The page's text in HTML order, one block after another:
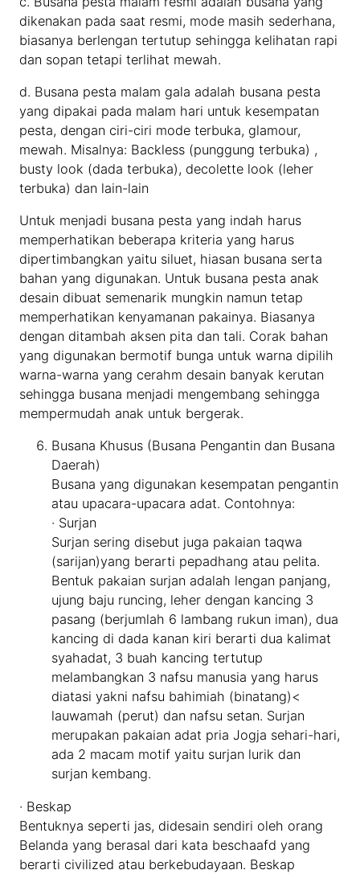
dikenakan pada saat resmi, mode masih sederhana,
biasanya berlengan tertutup sehingga kelihatan rapi
dan sopan tetapi terlihat mewah.
d. Busana pesta malam gala adalah busana pesta
yang dipakai pada malam hari untuk kesempatan
pesta, dengan ciri-ciri mode terbuka, glamour,
mewah. Misalnya: Backless (punggung terbuka) ,
busty look (dada terbuka), decolette look (leher
terbuka) dan lain-lain
Untuk menjadi busana pesta yang indah harus
memperhatikan beberapa kriteria yang harus
dipertimbangkan yaitu siluet, hiasan busana serta
bahan yang digunakan. Untuk busana pesta anak
desain dibuat semenarik mungkin namun tetap
memperhatikan kenyamanan pakainya. Biasanya
dengan ditambah aksen pita dan tali. Corak bahan
yang digunakan bermotif bunga untuk warna dipilih
warna-warna yang cerahm desain banyak kerutan
sehingga busana menjadi mengembang sehingga
mempermudah anak untuk bergerak.
Busana Khusus (Busana Pengantin dan Busana
Daerah)
Busana yang digunakan kesempatan pengantin
atau upacara-upacara adat. Contohnya:
· Surjan
Surjan sering disebut juga pakaian taqwa
(sarijan)yang berarti pepadhang atau pelita.
Bentuk pakaian surjan adalah lengan panjang,
ujung baju runcing, leher dengan kancing 3
pasang (berjumlah 6 lambang rukun iman), dua
kancing di dada kanan kiri berarti dua kalimat
syahadat, 3 buah kancing tertutup
melambangkan 3 nafsu manusia yang harus
diatasi yakni nafsu bahimiah (binatang)<
lauwamah (perut) dan nafsu setan. Surjan
merupakan pakaian adat pria Jogja sehari-hari,
ada 2 macam motif yaitu surjan lurik dan
surjan kembang.
· Beskap
Bentuknya seperti jas, didesain sendiri oleh orang
Belanda yang berasal dari kata beschaafd yang
berarti civilized atau berkebudayaan. Beskap